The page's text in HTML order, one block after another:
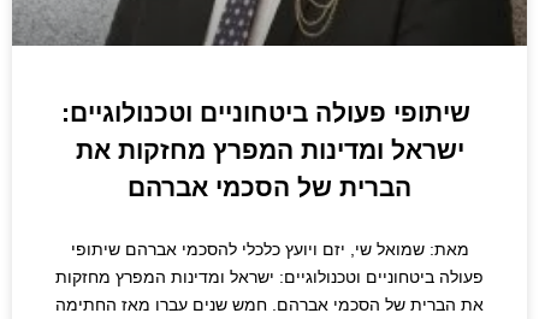
שיתופי פעולה ביטחוניים וטכנולוגיים:
ישראל ומדינות המפרץ מחזקות את
הברית של הסכמי אברהם
מאת: שמואל שי, יזם ויועץ כלכלי להסכמי אברהם שיתופי
פעולה ביטחוניים וטכנולוגיים: ישראל ומדינות המפרץ מחזקות
את הברית של הסכמי אברהם. חמש שנים עברו מאז החתימה